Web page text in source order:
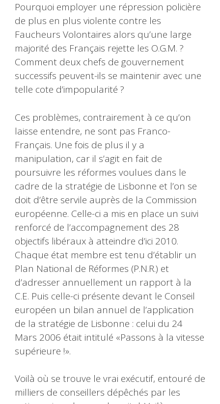
Pourquoi employer une répression policière
de plus en plus violente contre les
Faucheurs Volontaires alors qu’une large
majorité des Français rejette les O.G.M. ?
Comment deux chefs de gouvernement
successifs peuvent-ils se maintenir avec une
telle cote d’impopularité ?
Ces problèmes, contrairement à ce qu’on
laisse entendre, ne sont pas Franco-
Français. Une fois de plus il y a
manipulation, car il s’agit en fait de
poursuivre les réformes voulues dans le
cadre de la stratégie de Lisbonne et l’on se
doit d’être servile auprès de la Commission
européenne. Celle-ci a mis en place un suivi
renforcé de l’accompagnement des 28
objectifs libéraux à atteindre d’ici 2010.
Chaque état membre est tenu d’établir un
Plan National de Réformes (P.N.R.) et
d’adresser annuellement un rapport à la
C.E. Puis celle-ci présente devant le Conseil
européen un bilan annuel de l’application
de la stratégie de Lisbonne : celui du 24
Mars 2006 était intitulé «Passons à la vitesse
supérieure !».
Voilà où se trouve le vrai exécutif, entouré de
milliers de conseillers dépêchés par les